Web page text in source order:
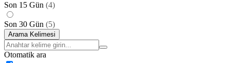
Son 15 Gün (4)
Son 30 Gün (5)
Arama Kelimesi
Otomatik ara